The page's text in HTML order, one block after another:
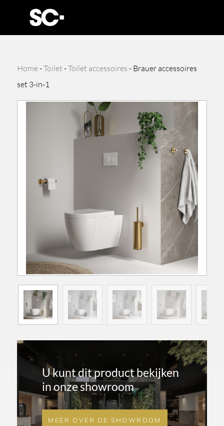
Home-Toilet -Toilet accessoires - Brauer accessoires
set 3-in-1
U kunt dit product bekijken
in onze showroom
MEER OVER DE SHOWROOM